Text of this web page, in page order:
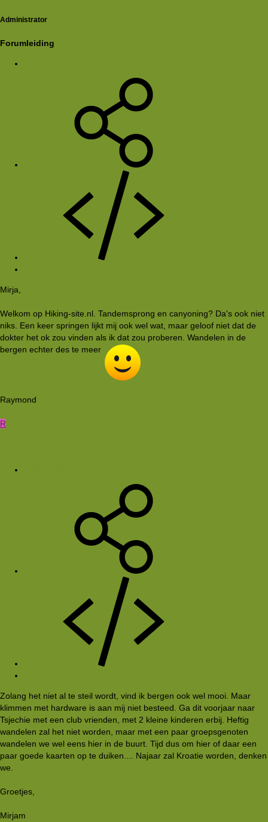
Administrator
Forumleiding
Mirja,
Welkom op Hiking-site.nl. Tandemsprong en canyoning? Da's ook niet
niks. Een keer springen lijkt mij ook wel wat, maar geloof niet dat de
dokter het ok zou vinden als ik dat zou proberen. Wandelen in de
bergen echter des te meer
Raymond
R
Zolang het niet al te steil wordt, vind ik bergen ook wel mooi. Maar
klimmen met hardware is aan mij niet besteed. Ga dit voorjaar naar
Tsjechie met een club vrienden, met 2 kleine kinderen erbij. Heftig
wandelen zal het niet worden, maar met een paar groepsgenoten
wandelen we wel eens hier in de buurt. Tijd dus om hier of daar een
paar goede kaarten op te duiken.... Najaar zal Kroatie worden, denken
we.
Groetjes,
Mirjam